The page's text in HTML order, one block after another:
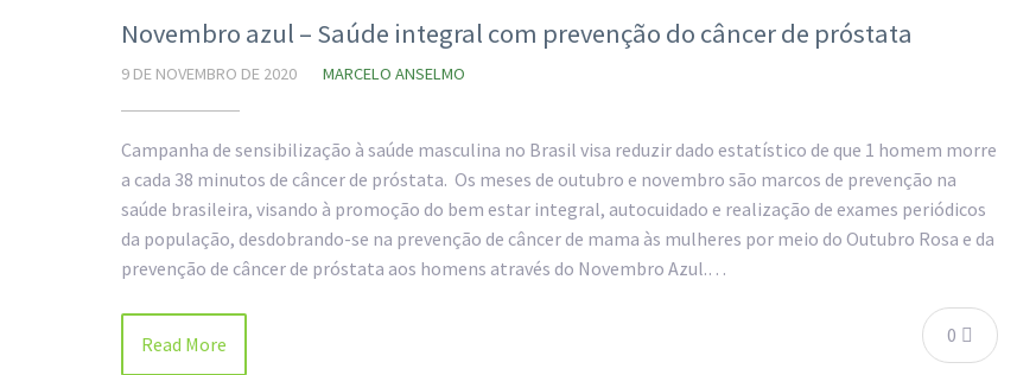
Novembro azul – Saúde integral com prevenção do câncer de próstata
9 DE NOVEMBRO DE 2020 MARCELO ANSELMO
Campanha de sensibilização à saúde masculina no Brasil visa reduzir dado estatístico de que 1 homem morre
a cada 38 minutos de câncer de próstata. Os meses de outubro e novembro são marcos de prevenção na
saúde brasileira, visando à promoção do bem estar integral, autocuidado e realização de exames periódicos
da população, desdobrando-se na prevenção de câncer de mama às mulheres por meio do Outubro Rosa e da
prevenção de câncer de próstata aos homens através do Novembro Azul.…
0
Read More